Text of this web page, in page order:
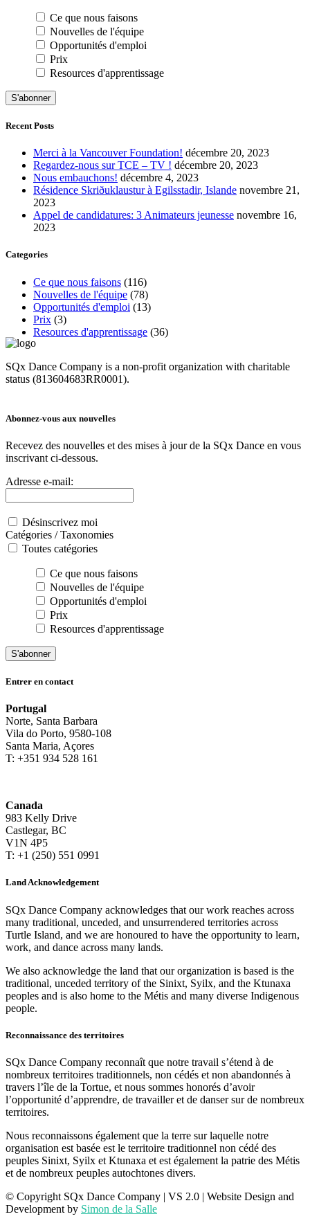
Ce que nous faisons
Nouvelles de l'équipe
Opportunités d'emploi
Prix
Resources d'apprentissage
S'abonner
Recent Posts
Merci à la Vancouver Foundation! décembre 20, 2023
Regardez-nous sur TCE – TV ! décembre 20, 2023
Nous embauchons! décembre 4, 2023
Résidence Skriðuklaustur à Egilsstadir, Islande novembre 21,
2023
Appel de candidatures: 3 Animateurs jeunesse novembre 16,
2023
Categories
Ce que nous faisons (116)
Nouvelles de l'équipe (78)
Opportunités d'emploi (13)
Prix (3)
Resources d'apprentissage (36)
SQx Dance Company is a non-profit organization with charitable
status (813604683RR0001).
Abonnez-vous aux nouvelles
Recevez des nouvelles et des mises à jour de la SQx Dance en vous
inscrivant ci-dessous.
Adresse e-mail:
Désinscrivez moi
Catégories / Taxonomies
Toutes catégories
Ce que nous faisons
Nouvelles de l'équipe
Opportunités d'emploi
Prix
Resources d'apprentissage
S'abonner
Entrer en contact
Portugal
Norte, Santa Barbara
Vila do Porto, 9580-108
Santa Maria, Açores
T: +351 934 528 161
Canada
983 Kelly Drive
Castlegar, BC
V1N 4P5
T: +1 (250) 551 0991
Land Acknowledgement
SQx Dance Company acknowledges that our work reaches across
many traditional, unceded, and unsurrendered territories across
Turtle Island, and we are honoured to have the opportunity to learn,
work, and dance across many lands.
We also acknowledge the land that our organization is based is the
traditional, unceded territory of the Sinixt, Syilx, and the Ktunaxa
peoples and is also home to the Métis and many diverse Indigenous
people.
Reconnaissance des territoires
SQx Dance Company reconnaît que notre travail s’étend à de
nombreux territoires traditionnels, non cédés et non abandonnés à
travers l’île de la Tortue, et nous sommes honorés d’avoir
l’opportunité d’apprendre, de travailler et de danser sur de nombreux
territoires.
Nous reconnaissons également que la terre sur laquelle notre
organisation est basée est le territoire traditionnel non cédé des
peuples Sinixt, Syilx et Ktunaxa et est également la patrie des Métis
et de nombreux peuples autochtones divers.
© Copyright SQx Dance Company | VS 2.0 | Website Design and
Development by Simon de la Salle